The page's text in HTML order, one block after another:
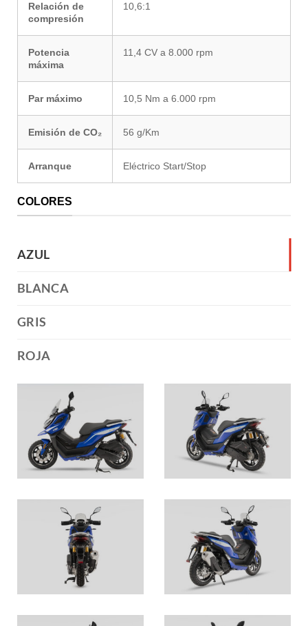
Relación de
compresión
10,6:1
Potencia
máxima
11,4 CV a 8.000 rpm
Par máximo 10,5 Nm a 6.000 rpm
Emisión de CO₂ 56 g/Km
Arranque Eléctrico Start/Stop
COLORES
AZUL
BLANCA
GRIS
ROJA